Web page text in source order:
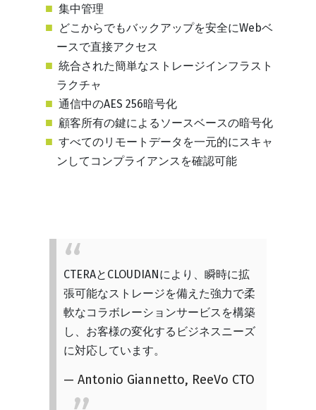
集中管理
どこからでもバックアップを安全にWebベ
ースで直接アクセス
統合された簡単なストレージインフラスト
ラクチャ
通信中のAES 256暗号化
顧客所有の鍵によるソースベースの暗号化
すべてのリモートデータを一元的にスキャ
ンしてコンプライアンスを確認可能
CTERAとCLOUDIANにより、瞬時に拡
張可能なストレージを備えた強力で柔
軟なコラボレーションサービスを構築
し、お客様の変化するビジネスニーズ
に対応しています。
— Antonio Giannetto, ReeVo CTO